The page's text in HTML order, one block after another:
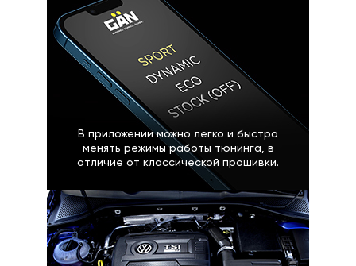
В приложении можно легко и быстро
менять режимы работы тюнинга, в
отличие от классической прошивки.